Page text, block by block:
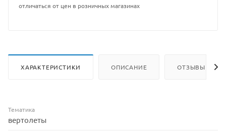
отличаться от цен в розничных магазинах
ХАРАКТЕРИСТИКИ ОПИСАНИЕ ОТЗЫВЫ
Тематика
вертолеты